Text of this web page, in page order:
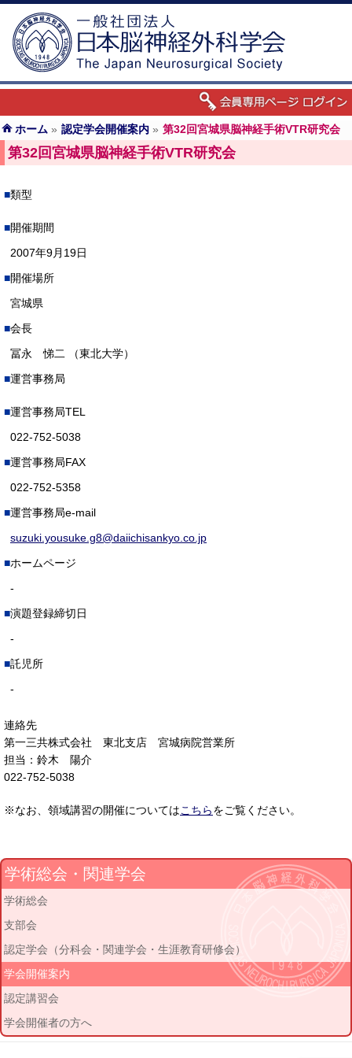
ホーム » 認定学会開催案内 » 第32回宮城県脳神経手術VTR研究会
第32回宮城県脳神経手術VTR研究会
類型
開催期間
2007年9月19日
開催場所
宮城県
会長
冨永 悌二 （東北大学）
運営事務局
運営事務局TEL
022-752-5038
運営事務局FAX
022-752-5358
運営事務局e-mail
suzuki.yousuke.g8@daiichisankyo.co.jp
ホームページ
-
演題登録締切日
-
託児所
-
連絡先
第一三共株式会社 東北支店 宮城病院営業所
担当：鈴木 陽介
022-752-5038
※なお、領域講習の開催についてはこちらをご覧ください。
学術総会・関連学会
学術総会
支部会
認定学会（分科会・関連学会・生涯教育研修会）
学会開催案内
認定講習会
学会開催者の方へ